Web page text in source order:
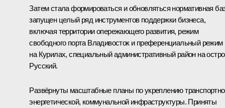
Затем стала формироваться и обновляться нормативная
запущен целый ряд инструментов поддержки бизнеса,
включая территории опережающего развития, режим
свободного порта Владивосток и преференциальный режим
на Курилах, специальный административный район на
Русский.
Развёрнуты масштабные планы по укреплению
энергетической, коммунальной инфраструктуры. Приняты